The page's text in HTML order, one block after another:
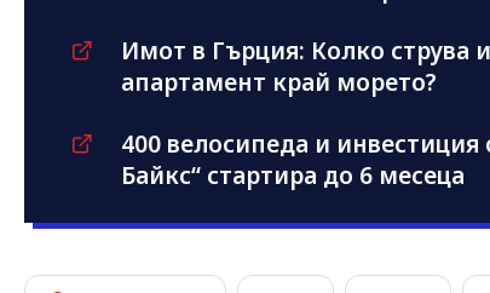
Имот в Гърция: Колко струва
апартамент край морето?
400 велосипеда и
Байкс“ стартира до 6 месеца